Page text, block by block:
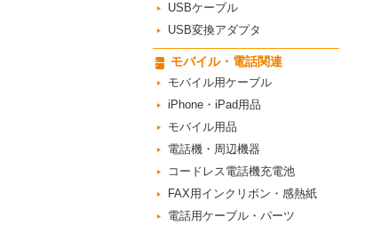
USBケーブル
USB変換アダプタ
モバイル・電話関連
モバイル用ケーブル
iPhone・iPad用品
モバイル用品
電話機・周辺機器
コードレス電話機充電池
FAX用インクリボン・感熱紙
電話用ケーブル・パーツ